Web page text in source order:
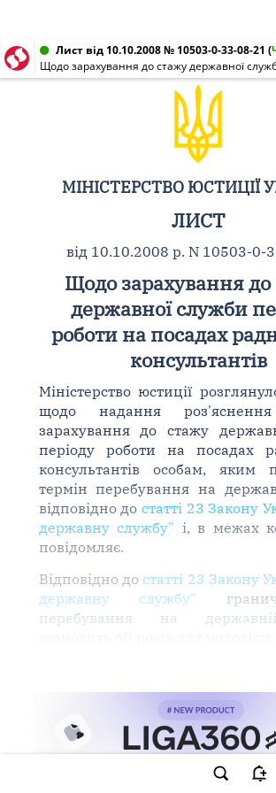
Лист від 10.10.2008 № 10503-0-33-08-21 (
МІНІСТЕРСТВО ЮСТИЦІЇ
ЛИСТ
від 10.10.2008 р. N 10503-0-
Щодо зарахування до
державної служби
роботи на посадах
консультантів
Міністерство юстиції
щодо надання роз'яснення
зарахування до стажу
періоду роботи на посадах
консультантів особам, яким
термін перебування на
відповідно до статті 23 Закону
державну службу" і, в межах
повідомляє.
Відповідно до статті 23 Закону
державну службу"
перебування на